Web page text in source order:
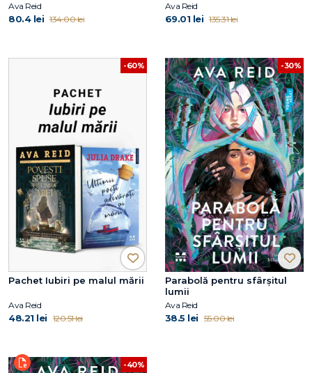
Ava Reid
80.4 lei 134.00 lei
Ava Reid
69.01 lei 135.31 lei
-60%
Pachet Iubiri pe malul mării
Ava Reid
48.21 lei 120.51 lei
-30%
Parabolă pentru sfârșitul
lumii
Ava Reid
38.5 lei 55.00 lei
-40%